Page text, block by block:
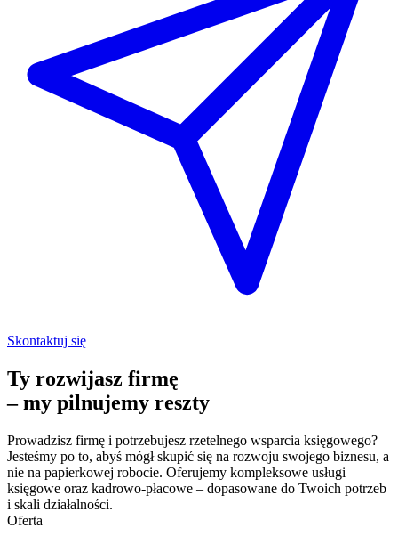
Skontaktuj się
Ty rozwijasz firmę
– my pilnujemy reszty
Prowadzisz firmę i potrzebujesz rzetelnego wsparcia księgowego?
Jesteśmy po to, abyś mógł skupić się na rozwoju swojego biznesu, a
nie na papierkowej robocie. Oferujemy kompleksowe usługi
księgowe oraz kadrowo-płacowe – dopasowane do Twoich potrzeb
i skali działalności.
Oferta